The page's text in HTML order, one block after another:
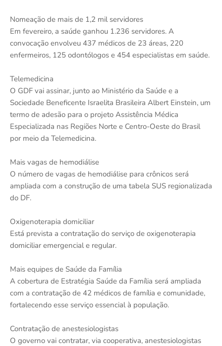
Nomeação de mais de 1,2 mil servidores
Em fevereiro, a saúde ganhou 1.236 servidores. A
convocação envolveu 437 médicos de 23 áreas, 220
enfermeiros, 125 odontólogos e 454 especialistas em saúde.
Telemedicina
O GDF vai assinar, junto ao Ministério da Saúde e a
Sociedade Beneficente Israelita Brasileira Albert Einstein, um
termo de adesão para o projeto Assistência Médica
Especializada nas Regiões Norte e Centro-Oeste do Brasil
por meio da Telemedicina.
Mais vagas de hemodiálise
O número de vagas de hemodiálise para crônicos será
ampliada com a construção de uma tabela SUS regionalizada
do DF.
Oxigenoterapia domiciliar
Está prevista a contratação do serviço de oxigenoterapia
domiciliar emergencial e regular.
Mais equipes de Saúde da Família
A cobertura de Estratégia Saúde da Família será ampliada
com a contratação de 42 médicos de família e comunidade,
fortalecendo esse serviço essencial à população.
Contratação de anestesiologistas
O governo vai contratar, via cooperativa, anestesiologistas